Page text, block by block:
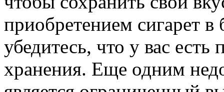
приобретением сигарет
убедитесь, что у вас
хранения. Еще одним